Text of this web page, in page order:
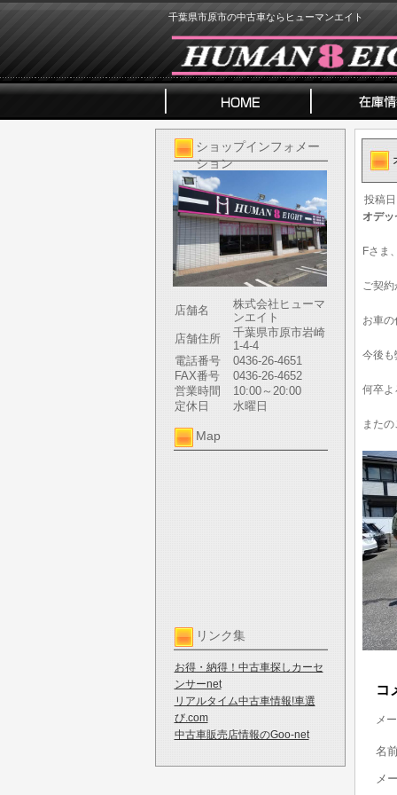
千葉県市原市の中古車ならヒューマンエイト
ショップインフォメー
ション
店舗名
株式会社ヒューマ
ンエイト
店舗住所
千葉県市原市岩崎
1-4-4
電話番号
0436-26-4651
FAX番号
0436-26-4652
営業時間
10:00～20:00
定休日
水曜日
Map
リンク集
お得・納得！中古車探しカーセ
ンサーnet
リアルタイム中古車情報!車選
び.com
中古車販売店情報のGoo-net
投稿日
オデ
Fさま
ご契
お車
今後も
何卒よ
また
コ
メ
名
メ